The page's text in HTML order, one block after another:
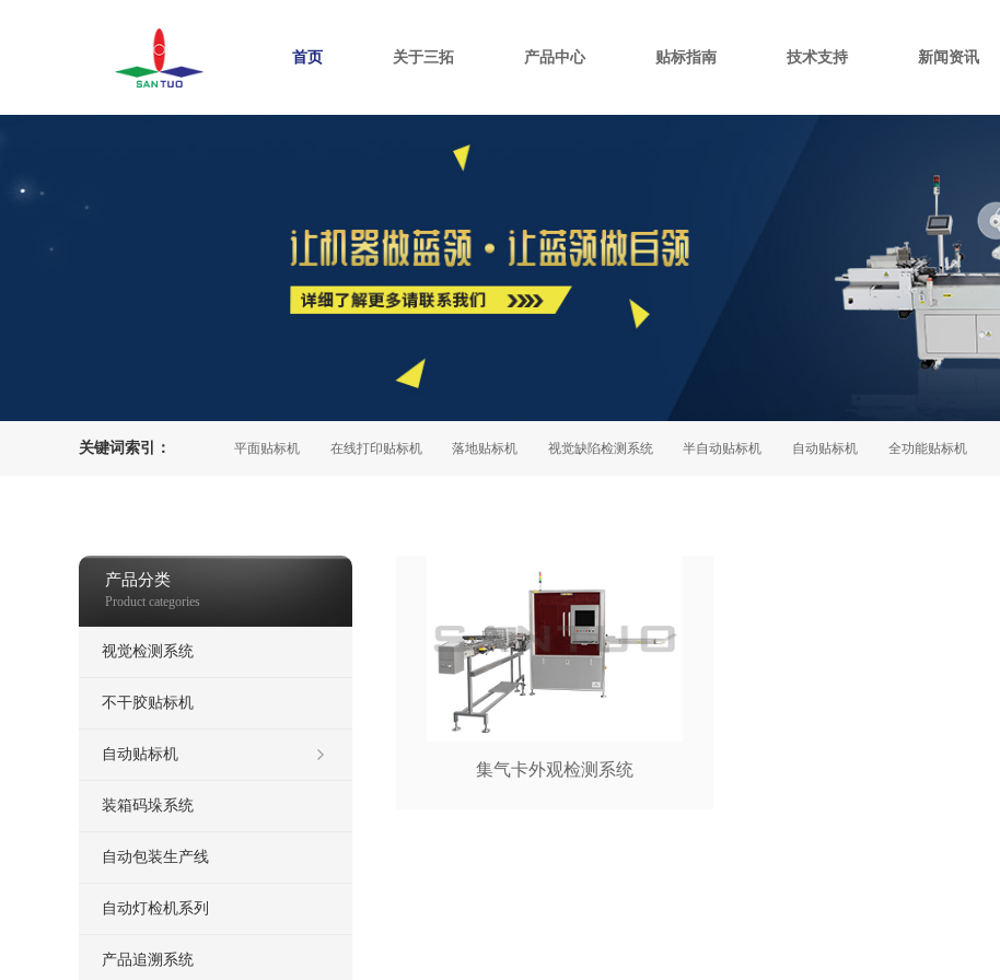
首页 关于三拓 产品中心 贴标指南 技术支持 新闻资讯
关键词索引：
产品追溯系统 平面贴标机 在线打印贴标机 落地贴标机 视觉缺陷检测系统 半自动贴标机 自动贴标机 全功能贴标机
产品分类
Product categories
视觉检测系统
不干胶贴标机
自动贴标机
装箱码垛系统
自动包装生产线
自动灯检机系列
产品追溯系统
集气卡外观检测系统